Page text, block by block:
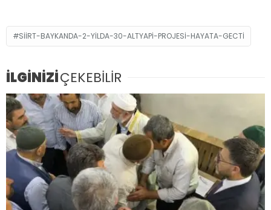
SIIRT-BAYKANDA-2-YILDA-30-ALTYAPI-PROJESI-HAYATA-GECTI
İLGİNİZİÇEKEBİLİR